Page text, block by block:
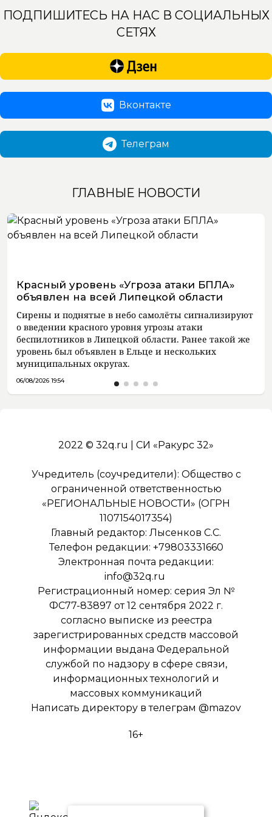
ПОДПИШИТЕСЬ НА НАС В СОЦИАЛЬНЫХ
СЕТЯХ
Вконтакте
Телеграм
ГЛАВНЫЕ НОВОСТИ
Красный уровень «Угроза атаки БПЛА»
объявлен на всей Липецкой области
Сирены и поднятые в небо самолёты сигнализируют
о введении красного уровня угрозы атаки
беспилотников в Липецкой области. Ранее такой же
уровень был объявлен в Ельце и нескольких
муниципальных округах.
06/08/2026 19:54
2022 © 32q.ru | СИ «Ракурс 32»
Учредитель (соучредители): Общество с
ограниченной ответственностью
«РЕГИОНАЛЬНЫЕ НОВОСТИ» (ОГРН
1107154017354)
Главный редактор: Лысенков С.С.
Телефон редакции: +79803331660
Электронная почта редакции:
info@32q.ru
Регистрационный номер: серия Эл №
ФС77-83897 от 12 сентября 2022 г.
согласно выписке из реестра
зарегистрированных средств массовой
информации выдана Федеральной
службой по надзору в сфере связи,
информационных технологий и
массовых коммуникаций
Написать директору в телеграм @mazov
16+